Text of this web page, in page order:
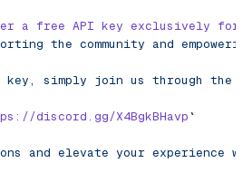
a free API key exclusively for
the community and
key, simply join us through the
discord.gg/X4BgkBHavp`
and elevate your experience